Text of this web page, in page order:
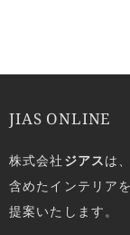
JIAS ONLINE
株式会社 ジアスは
含めたインテリア
提案いたします。